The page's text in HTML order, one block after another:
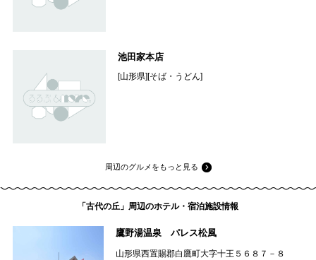
池田家本店
[山形県][そば・うどん]
周辺のグルメをもっと見る
「古代の丘」周辺のホテル・宿泊施設情報
鷹野湯温泉 パレス松風
山形県西置賜郡白鷹町大字十王５６８７－８